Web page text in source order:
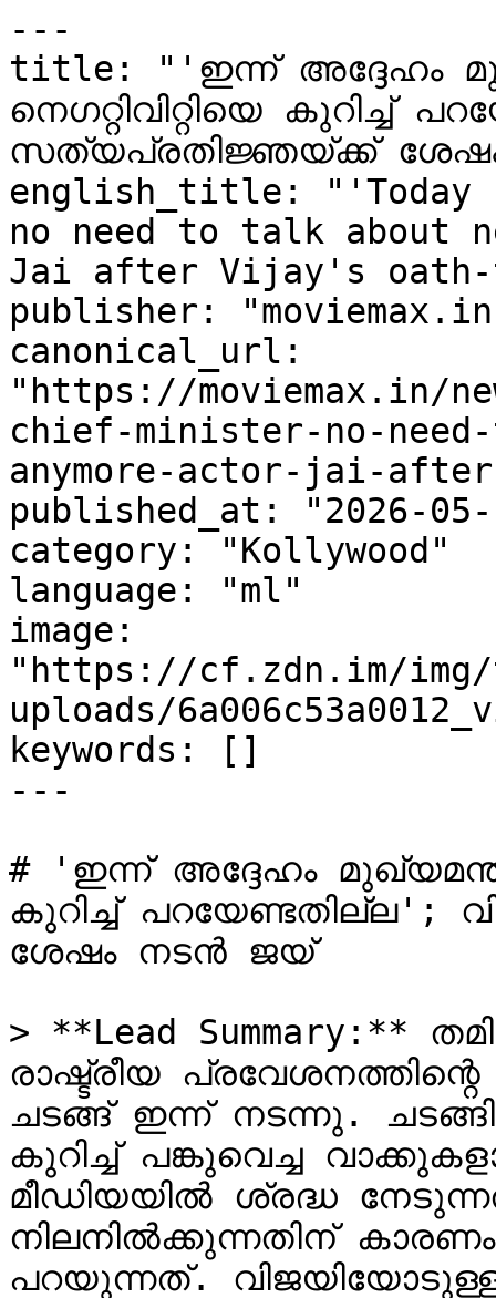
---
title: "'ഇന്ന് അദ്ദേഹം
നെഗറ്റിവിറ്റിയെ കുറിച്ച്
സത്യപ്രതിജ്ഞയ്ക്ക്
english_title: "'Today
no need to talk about
Jai after Vijay's oath-
publisher:
canonical_url:
"https://moviemax.in/
chief-minister-no-
anymore-actor-jai-
published_at: "2026-05-
category: "Kollywood"
language: "ml"
image:
"https://cf.zdn.im/img/
uploads/
keywords: []
---
# 'ഇന്ന് അദ്ദേഹം
കുറിച്ച് പറയേണ്ടതില്ല'; വിജയ്‌യുടെ
ശേഷം നടൻ ജയ്
> **Lead Summary:**
രാഷ്ട്രീയ
ചടങ്ങ് ഇന്ന് നടന്നു.
കുറിച്ച് പങ്കുവെച്ച
മീഡിയയിൽ ശ്രദ്ധ
നിലനിൽക്കുന്നതിന്
പറയുന്നത്. വിജയിയോടുള്ള